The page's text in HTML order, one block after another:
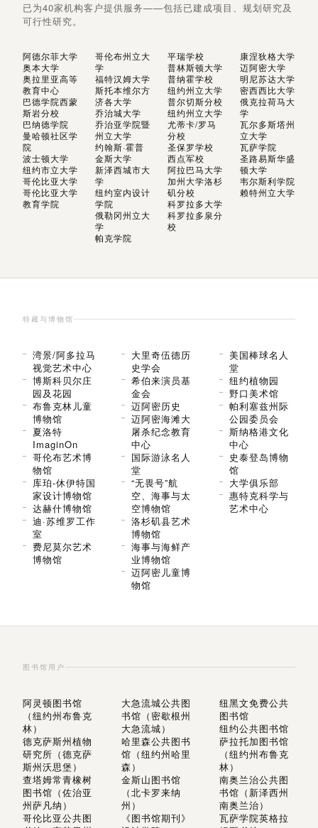
已为40家机构客户提供服务——包括已建成项目、规划研究及
可行性研究。
阿德尔菲大学
奥本大学
奥拉里亚高等
教育中心
巴德学院西蒙
斯岩分校
巴纳德学院
曼哈顿社区学
院
波士顿大学
纽约市立大学
哥伦比亚大学
哥伦比亚大学
教育学院
哥伦布州立大
学
福特汉姆大学
斯托本维尔方
济各大学
乔治城大学
乔治亚学院暨
州立大学
约翰斯·霍普
金斯大学
新泽西城市大
学
纽约室内设计
学院
俄勒冈州立大
学
帕克学院
平瑞学校
普林斯顿大学
普纳霍学校
纽约州立大学
普尔切斯分校
纽约州立大学
尤蒂卡/罗马
分校
圣保罗学校
西点军校
阿拉巴马大学
加州大学洛杉
矶分校
科罗拉多大学
科罗拉多泉分
校
康涅狄格大学
迈阿密大学
明尼苏达大学
密西西比大学
俄克拉荷马大
学
瓦尔多斯塔州
立大学
瓦萨学院
圣路易斯华盛
顿大学
韦尔斯利学院
赖特州立大学
特藏与博物馆
湾景/阿多拉马
视觉艺术中心
博斯科贝尔庄
园及花园
布鲁克林儿童
博物馆
夏洛特
ImaginOn
哥伦布艺术博
物馆
库珀-休伊特国
家设计博物馆
达赫什博物馆
迪·苏维罗工作
室
费尼莫尔艺术
博物馆
大里奇伍德历
史学会
希伯来演员基
金会
迈阿密历史
迈阿密海滩大
屠杀纪念教育
中心
国际游泳名人
堂
“无畏号”航
空、海事与太
空博物馆
洛杉矶县艺术
博物馆
海事与海鲜产
业博物馆
迈阿密儿童博
物馆
美国棒球名人
堂
纽约植物园
野口美术馆
帕利塞兹州际
公园委员会
斯纳格港文化
中心
史泰登岛博物
馆
大学俱乐部
惠特克科学与
艺术中心
图书馆用户
阿灵顿图书馆
（纽约州布鲁克
林）
德克萨斯州植物
研究所（德克萨
斯州沃思堡）
查塔姆常青橡树
图书馆（佐治亚
州萨凡纳）
哥伦比亚公共图
大急流城公共图
书馆（密歇根州
大急流城）
哈里森公共图书
馆（纽约州哈里
森）
金斯山图书馆
（北卡罗来纳
州）
《图书馆期刊》
纽黑文免费公共
图书馆
纽约公共图书馆
萨拉托加图书馆
（纽约州布鲁克
林）
南奥兰治公共图
书馆（新泽西州
南奥兰治）
瓦萨学院英格拉